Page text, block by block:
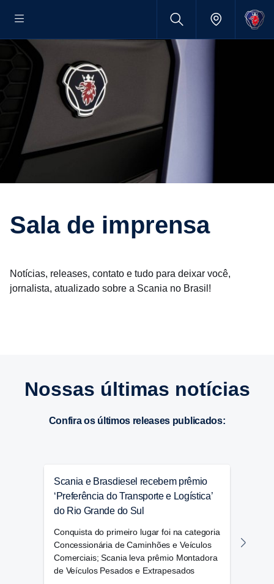
Sala de imprensa
Notícias, releases, contato e tudo para deixar você,
jornalista, atualizado sobre a Scania no Brasil!
Nossas últimas notícias
Confira os últimos releases publicados:
Scania e Brasdiesel recebem prêmio
‘Preferência do Transporte e Logística’
do Rio Grande do Sul
Conquista do primeiro lugar foi na categoria
Concessionária de Caminhões e Veículos
Comerciais; Scania leva prêmio Montadora
de Veículos Pesados e Extrapesados